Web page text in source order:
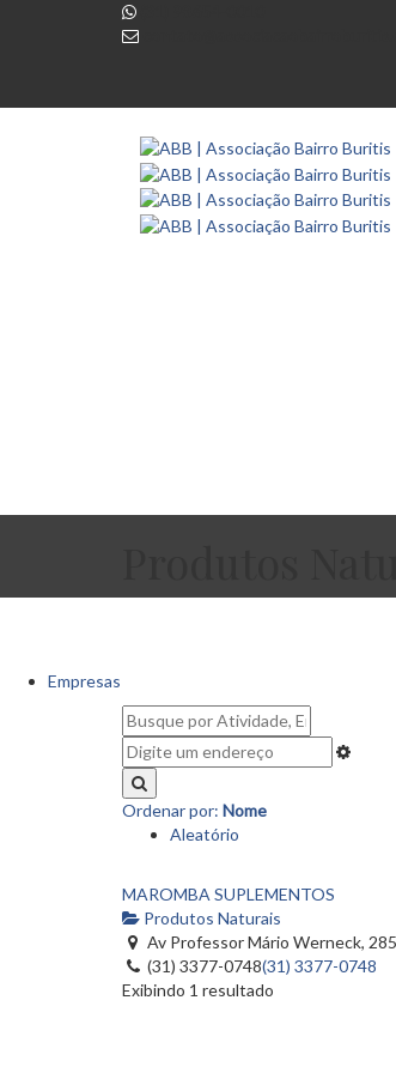
Empresas
Ordenar por: Nome
Aleatório
MAROMBA SUPLEMENTOS
Produtos Naturais
Av Professor Mário Werneck,
(31) 3377-0748(31) 3377-0748
Exibindo 1 resultado